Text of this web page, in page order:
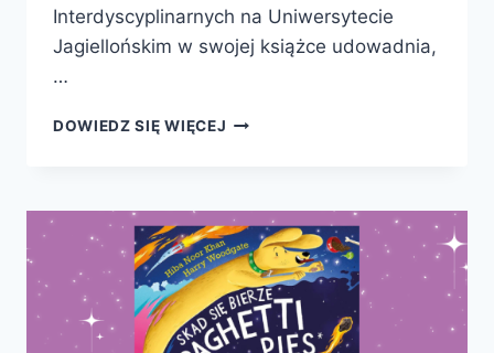
Interdyscyplinarnych na Uniwersytecie
Jagiellońskim w swojej książce udowadnia,
…
DOWIEDZ SIĘ WIĘCEJ NIE